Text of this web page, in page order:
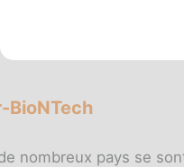
BioNTech
nombreux pays se